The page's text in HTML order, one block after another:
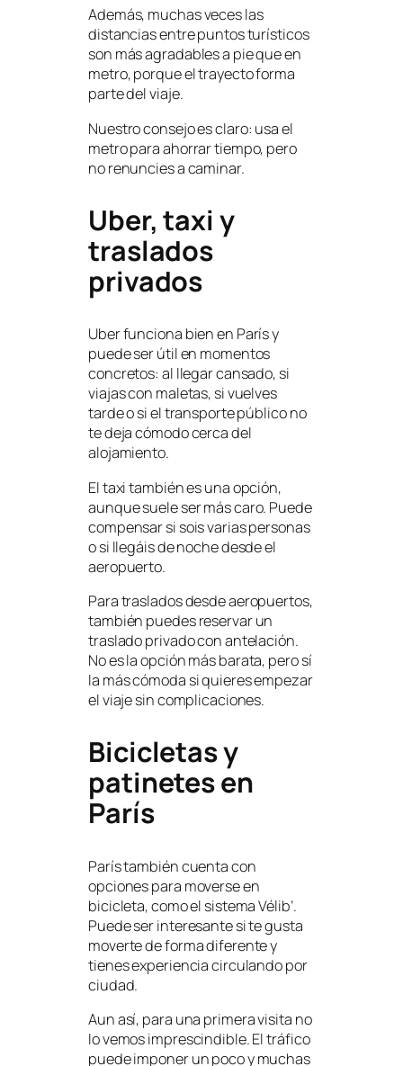
Además, muchas veces las
distancias entre puntos turísticos
son más agradables a pie que en
metro, porque el trayecto forma
parte del viaje.
Nuestro consejo es claro: usa el
metro para ahorrar tiempo, pero
no renuncies a caminar.
Uber, taxi y
traslados
privados
Uber funciona bien en París y
puede ser útil en momentos
concretos: al llegar cansado, si
viajas con maletas, si vuelves
tarde o si el transporte público no
te deja cómodo cerca del
alojamiento.
El taxi también es una opción,
aunque suele ser más caro. Puede
compensar si sois varias personas
o si llegáis de noche desde el
aeropuerto.
Para traslados desde aeropuertos,
también puedes reservar un
traslado privado con antelación.
No es la opción más barata, pero sí
la más cómoda si quieres empezar
el viaje sin complicaciones.
Bicicletas y
patinetes en
París
París también cuenta con
opciones para moverse en
bicicleta, como el sistema Vélib’.
Puede ser interesante si te gusta
moverte de forma diferente y
tienes experiencia circulando por
ciudad.
Aun así, para una primera visita no
lo vemos imprescindible. El tráfico
puede imponer un poco y muchas